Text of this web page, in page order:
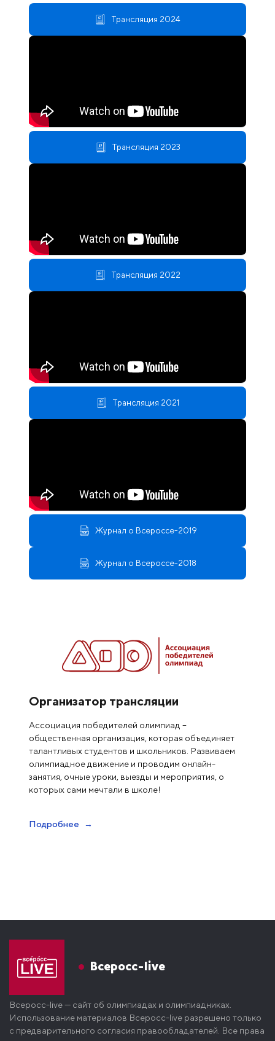
Трансляция 2024
Трансляция 2023
Трансляция 2022
Трансляция 2021
Журнал о Всероссе-2019
Журнал о Всероссе-2018
Организатор трансляции
Ассоциация победителей олимпиад –
общественная организация, которая объединяет
талантливых студентов и школьников. Развиваем
олимпиадное движение и проводим онлайн-
занятия, очные уроки, выезды и мероприятия, о
которых сами мечтали в школе!
Подробнее
Всеросс-live
Всеросс-live — сайт об олимпиадах и олимпиадниках.
Использование материалов Всеросс-live разрешено только
с предварительного согласия правообладателей. Все права